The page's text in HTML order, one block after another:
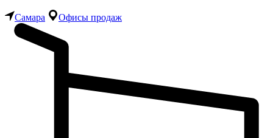
Самара Офисы продаж